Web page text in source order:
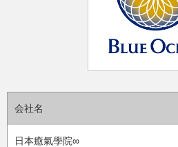
会社名
日本癒氣學院∞